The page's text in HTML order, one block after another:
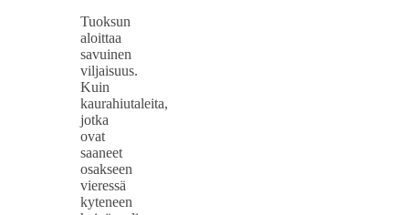
Tuoksun
aloittaa
savuinen
viljaisuus.
Kuin
kaurahiutaleita,
jotka
ovat
saaneet
osakseen
vieressä
kyteneen